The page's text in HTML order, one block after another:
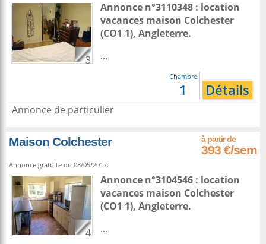
3
Annonce n°3110348 : location
vacances maison Colchester
(CO1 1), Angleterre.
...
Chambre
1 Détails
Annonce de particulier
Maison Colchester
393 €/sem
Annonce gratuite du 08/05/2017.
4
Annonce n°3104546 : location
vacances maison Colchester
(CO1 1), Angleterre.
...